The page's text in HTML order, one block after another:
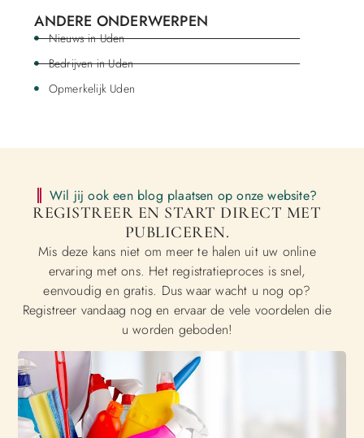
ANDERE ONDERWERPEN
Nieuws in Uden
Bedrijven in Uden
Opmerkelijk Uden
Wil jij ook een blog plaatsen op onze website?
REGISTREER EN START DIRECT MET
PUBLICEREN.
Mis deze kans niet om meer te halen uit uw online
ervaring met ons. Het registratieproces is snel,
eenvoudig en gratis. Dus waar wacht u nog op?
Registreer vandaag nog en ervaar de vele voordelen die
u worden geboden!